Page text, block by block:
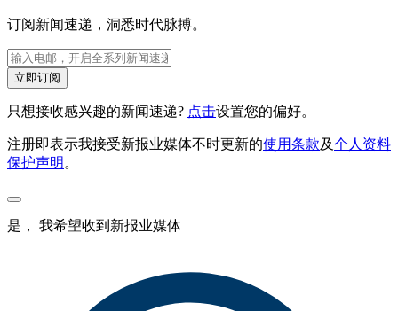
订阅新闻速递，洞悉时代脉搏。
立即订阅
只想接收感兴趣的新闻速递? 点击设置您的偏好。
注册即表示我接受新报业媒体不时更新的使用条款及个人资料
保护声明 。
是， 我希望收到新报业媒体